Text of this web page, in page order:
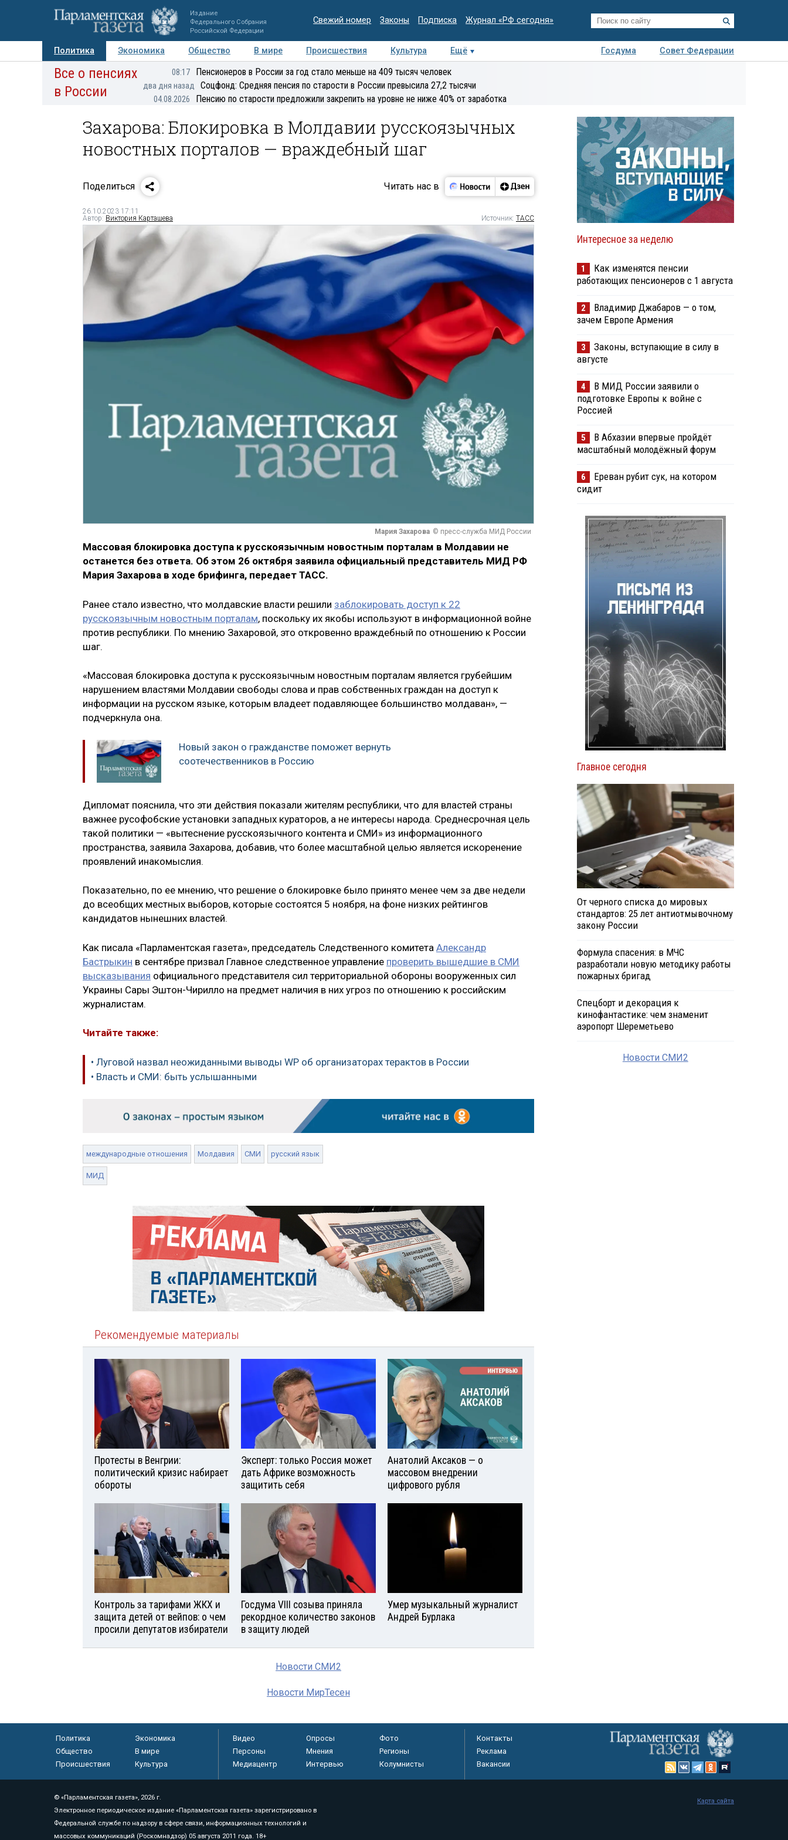
Издание
Федерального Собрания
Российской Федерации
Свежий номер Законы Подписка Журнал «РФ сегодня»
Политика Экономика Общество В мире Происшествия Культура Ещё Госдума
Совет Федерации
Авторы Персоны Мнения Регионы Медиацентр Интервью Колумнисты
Все о пенсиях
в России
08:17 Пенсионеров в России за год стало меньше на 409 тысяч человек
два дня назад Соцфонд: Средняя пенсия по старости в России превысила 27,2 тысячи
04.08.2026 Пенсию по старости предложили закрепить на уровне не ниже 40% от заработка
Захарова: Блокировка в Молдавии русскоязычных
новостных порталов — враждебный шаг
Поделиться Читать нас в
26.10.2023 17:11
Автор: Виктория Карташева Источник: ТАСС
Мария Захарова © пресс-служба МИД России
Массовая блокировка доступа к русскоязычным новостным порталам в Молдавии не
останется без ответа. Об этом 26 октября заявила официальный представитель МИД РФ
Мария Захарова в ходе брифинга, передает ТАСС.
Ранее стало известно, что молдавские власти решили заблокировать доступ к 22
русскоязычным новостным порталам, поскольку их якобы используют в информационной войне
против республики. По мнению Захаровой, это откровенно враждебный по отношению к России
шаг.
«Массовая блокировка доступа к русскоязычным новостным порталам является грубейшим
нарушением властями Молдавии свободы слова и прав собственных граждан на доступ к
информации на русском языке, которым владеет подавляющее большинство молдаван», —
подчеркнула она.
Новый закон о гражданстве поможет вернуть
соотечественников в Россию
Дипломат пояснила, что эти действия показали жителям республики, что для властей страны
важнее русофобские установки западных кураторов, а не интересы народа. Среднесрочная цель
такой политики — «вытеснение русскоязычного контента и СМИ» из информационного
пространства, заявила Захарова, добавив, что более масштабной целью является искоренение
проявлений инакомыслия.
Показательно, по ее мнению, что решение о блокировке было принято менее чем за две недели
до всеобщих местных выборов, которые состоятся 5 ноября, на фоне низких рейтингов
кандидатов нынешних властей.
Как писала «Парламентская газета», председатель Следственного комитета Александр
Бастрыкин в сентябре призвал Главное следственное управление проверить вышедшие в СМИ
высказывания официального представителя сил территориальной обороны вооруженных сил
Украины Сары Эштон-Чирилло на предмет наличия в них угроз по отношению к российским
журналистам.
Читайте также:
• Луговой назвал неожиданными выводы WP об организаторах терактов в России
• Власть и СМИ: быть услышанными
международные отношения Молдавия СМИ русский язык
МИД
Рекомендуемые материалы
Протесты в Венгрии:
политический кризис набирает
обороты
Эксперт: только Россия может
дать Африке возможность
защитить себя
Анатолий Аксаков — о
массовом внедрении
цифрового рубля
Контроль за тарифами ЖКХ и
защита детей от вейпов: о чем
просили депутатов избиратели
Госдума VIII созыва приняла
рекордное количество законов
в защиту людей
Умер музыкальный журналист
Андрей Бурлака
Новости СМИ2
Новости МирТесен
Интересное за неделю
1
Как изменятся пенсии
работающих пенсионеров с 1 августа
2
Владимир Джабаров — о том,
зачем Европе Армения
3
Законы, вступающие в силу в
августе
4
В МИД России заявили о
подготовке Европы к войне с
Россией
5
В Абхазии впервые пройдёт
масштабный молодёжный форум
6
Ереван рубит сук, на котором
сидит
Главное сегодня
От черного списка до мировых
стандартов: 25 лет антиотмывочному
закону России
Формула спасения: в МЧС
разработали новую методику работы
пожарных бригад
Спецборт и декорация к
кинофантастике: чем знаменит
аэропорт Шереметьево
Новости СМИ2
Политика
Экономика
Общество
В мире
Происшествия
Культура
Видео Опросы
Фото
Персоны
Мнения
Регионы
Медиацентр
Интервью Колумнисты
Контакты
Реклама
Вакансии
© «Парламентская газета», 2026 г.
Электронное периодическое издание «Парламентская газета» зарегистрировано в
Федеральной службе по надзору в сфере связи, информационных технологий и
массовых коммуникаций (Роскомнадзор) 05 августа 2011 года. 18+
Карта сайта